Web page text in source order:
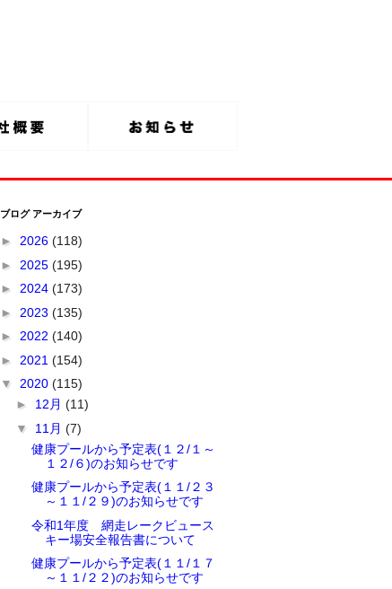
ブログ アーカイブ
► 2026 (118)
► 2025 (195)
► 2024 (173)
► 2023 (135)
► 2022 (140)
► 2021 (154)
▼ 2020 (115)
► 12月 (11)
▼ 11月 (7)
健康プールから予定表(１２/１～
１２/６)のお知らせです
健康プールから予定表(１１/２３
～１１/２９)のお知らせです
令和1年度 網走レークビュース
キー場安全報告書について
健康プールから予定表(１１/１７
～１１/２２)のお知らせです